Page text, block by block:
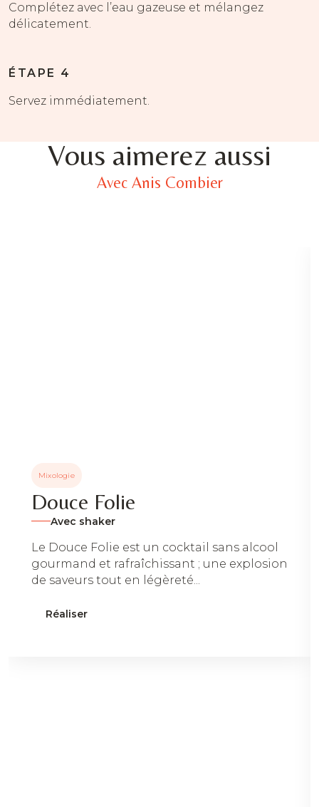
Complétez avec l’eau gazeuse et mélangez
délicatement.
ÉTAPE 4
Servez immédiatement.
Vous aimerez aussi
Avec Anis Combier
Mixologie
Douce Folie
Avec shaker
Le Douce Folie est un cocktail sans alcool
gourmand et rafraîchissant ; une explosion
de saveurs tout en légèreté...
Réaliser